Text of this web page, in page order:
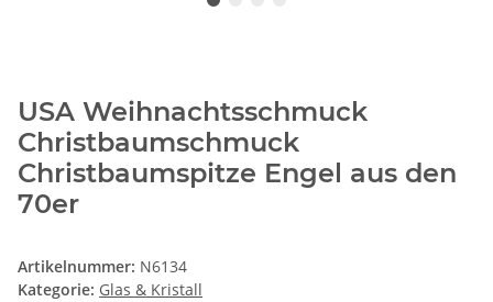
USA Weihnachtsschmuck
Christbaumschmuck
Christbaumspitze Engel aus den
70er
Artikelnummer: N6134
Kategorie: Glas & Kristall